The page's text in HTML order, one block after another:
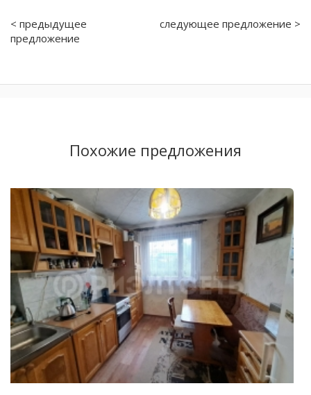
< предыдущее
предложение
следующее предложение >
Похожие предложения